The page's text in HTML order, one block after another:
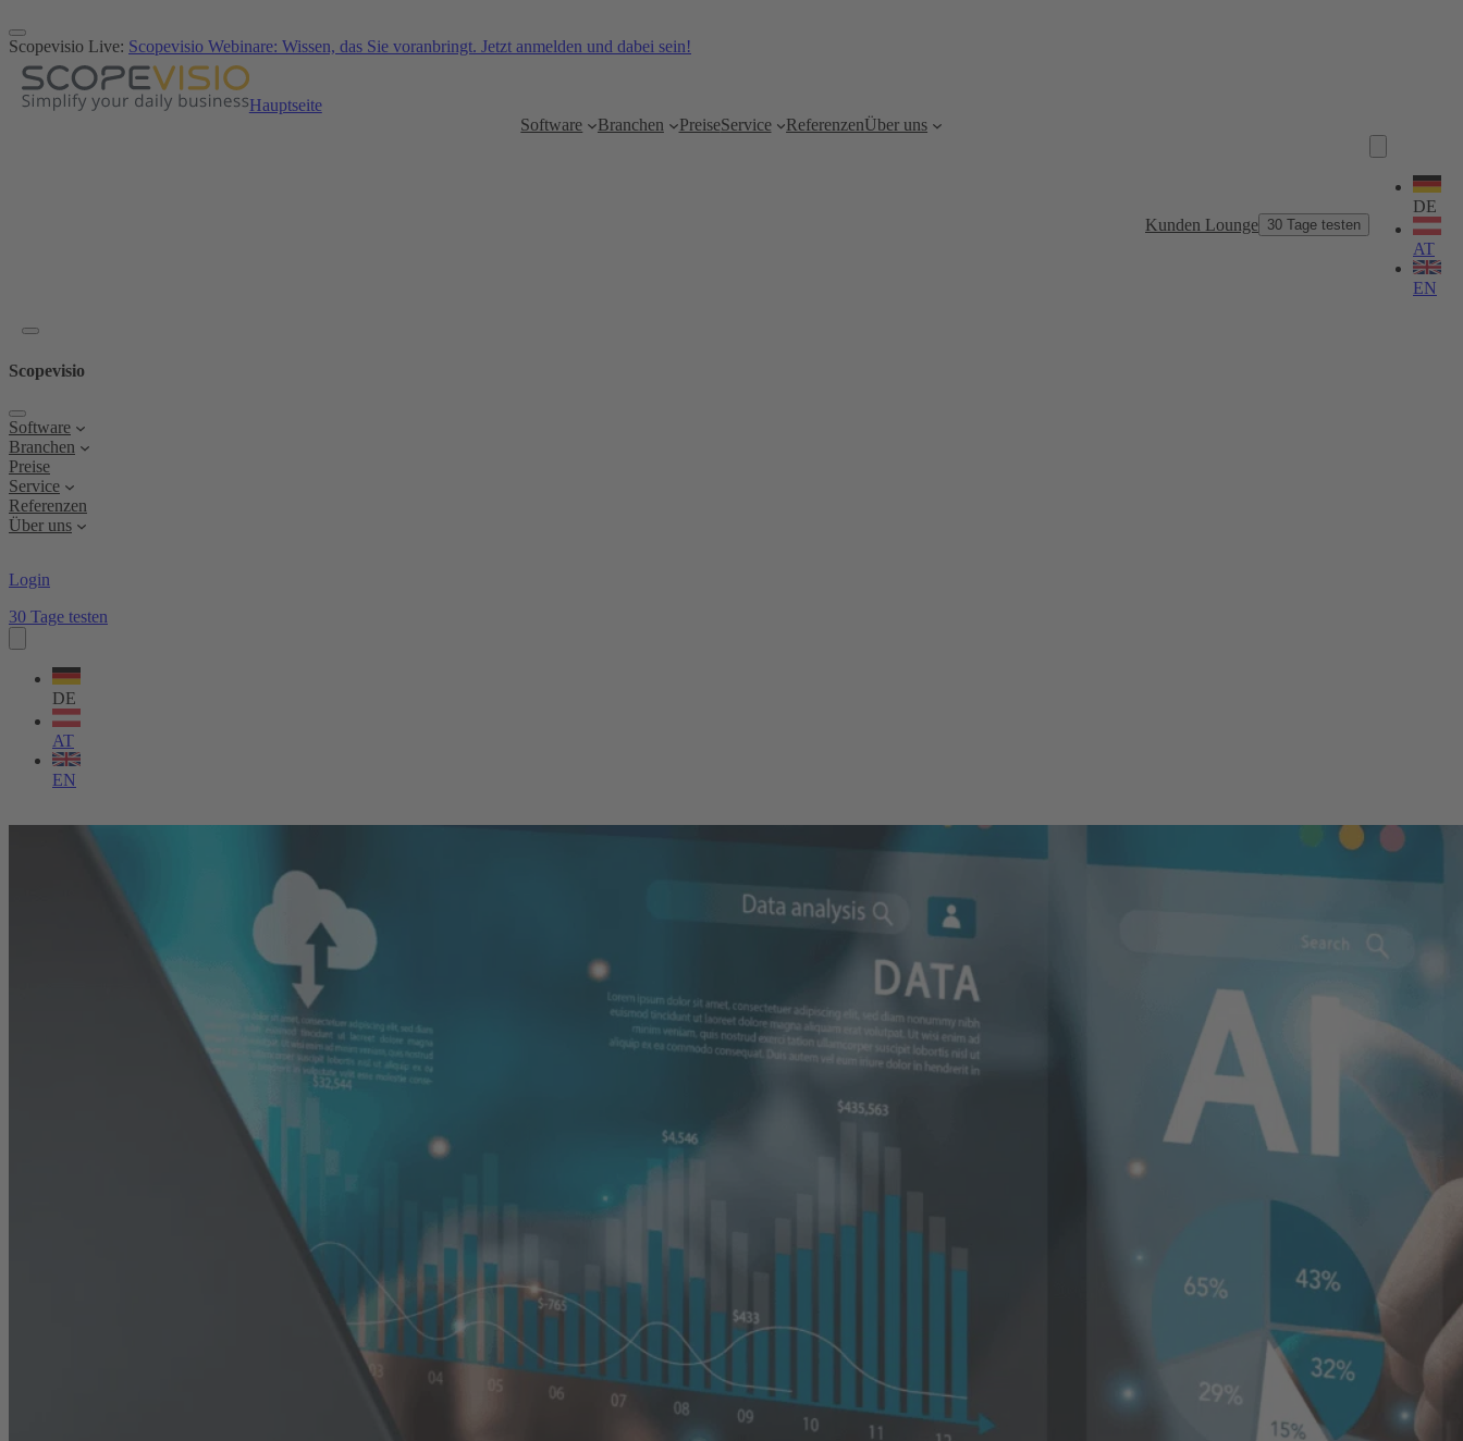
Zum
Inhalt
springen
Scopevisio Live: Scopevisio Webinare: Wissen, das Sie voranbringt. Jetzt anmelden und dabei sein!
Hauptseite
Software
Branchen PreiseService ReferenzenÜber uns
Kunden Lounge 30 Tage testen
Sprache
wählen
DE
AT
EN
Scopevisio
Software
Branchen
Preise
Service
Referenzen
Über uns
Login
30 Tage testen
Sprache
wählen
DE
AT
EN